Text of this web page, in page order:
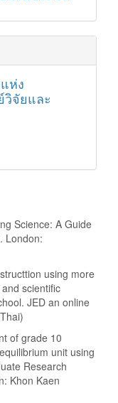
ห่ง
จัยและ
Science: A Guide
London:
using more
scientific
JED an online
of grade 10
unit using
Research
Khon Kaen